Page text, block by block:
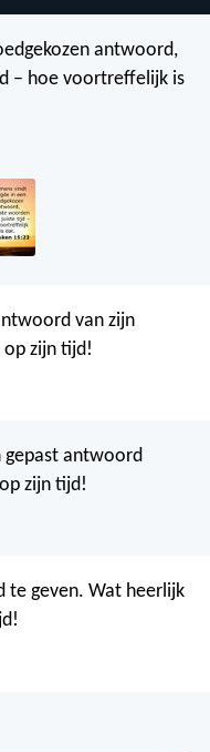
antwoord,
– hoe voortreffelijk is
van zijn
op zijn tijd!
gepast antwoord
zijn tijd!
te geven. Wat heerlijk